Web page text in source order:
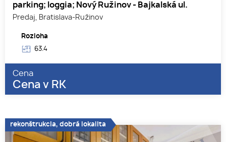
parking; loggia; Nový Ružinov - Bajkalská ul.
Predaj, Bratislava-Ružinov
Rozloha
63.4
Cena
Cena v RK
rekonštrukcia, dobrá lokalita